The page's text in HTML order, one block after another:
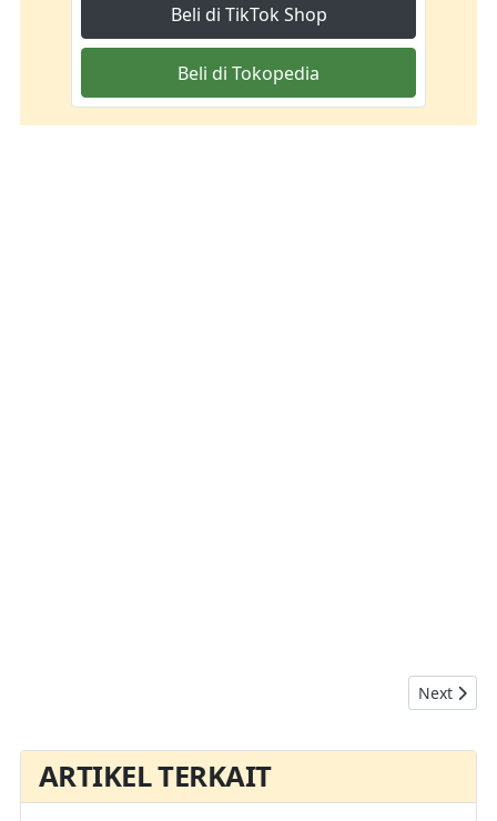
Beli di TikTok Shop
Beli di Tokopedia
Next
Next
ARTIKEL TERKAIT